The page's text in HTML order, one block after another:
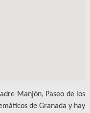
Manjón, Paseo de los
de Granada y hay